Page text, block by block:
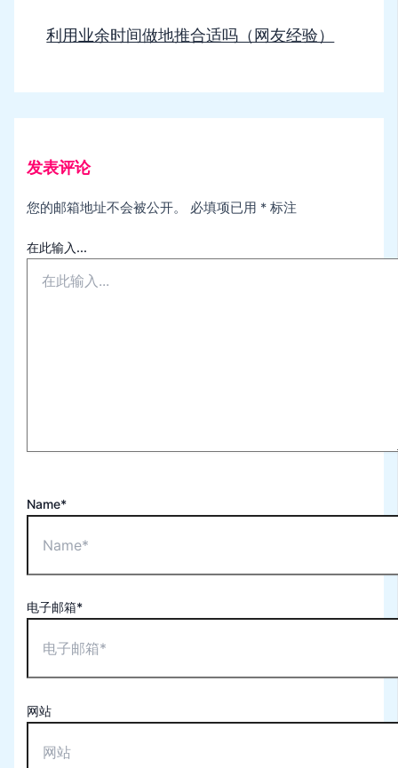
利用业余时间做地推合适吗（网友经验）
发表评论
您的邮箱地址不会被公开。 必填项已用 * 标注
在此输入...
Name*
电子邮箱*
网站